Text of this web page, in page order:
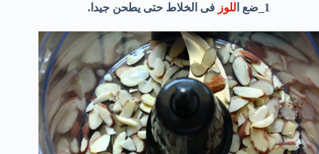
1_ضع ا للوز فى الخلاط حتى يطحن جيدا.